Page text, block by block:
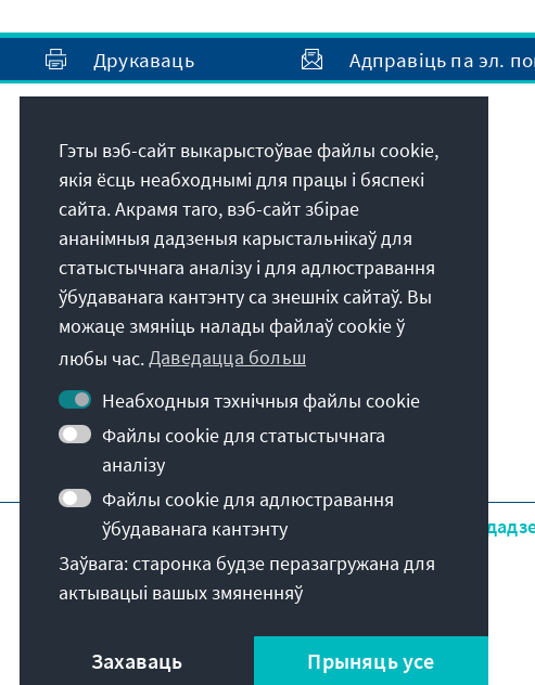
Друкаваць Адправіць па эл.
Адрас
Фундацыя имя Конрада Адэнаўэра
Афіцыйны фонд Беларусі
Lvivo g. 25
LT-09320Вiльнюс
Лiтва
Галоўная старонка Фундацыі Выходныя
бар'ер справаздачы
Гэты вэб-сайт выкарыстоўвае файлы cookie,
якія ёсць неабходнымі для працы і бяспекі
сайта. Акрамя таго, вэб-сайт збірае
ананімныя дадзеныя карыстальнікаў для
статыстычнага аналізу і для адлюстравання
ўбудаванага кантэнту са знешніх сайтаў. Вы
можаце змяніць налады файлаў cookie ў
любы час.Даведацца больш
Неабходныя тэхнічныя файлы cookie
Файлы cookie для статыстычнага
аналізу
Файлы cookie для адлюстравання
ўбудаванага кантэнту
Заўвага: старонка будзе перазагружана для
актывацыі вашых змяненняў
Захаваць Прыняць усе